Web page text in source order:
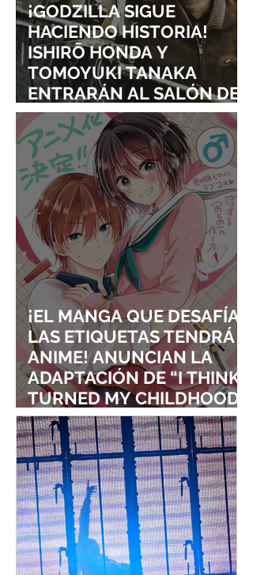
¡GODZILLA SIGUE
HACIENDO HISTORIA!
ISHIRŌ HONDA Y
TOMOYUKI TANAKA
ENTRARÁN AL SALÓN DE
LA FAMA DE LOS EFECTOS
VISUALES
¡EL MANGA QUE DESAFÍA
LAS ETIQUETAS TENDRÁ
ANIME! ANUNCIAN LA
ADAPTACIÓN DE “I THINK I
TURNED MY CHILDHOOD
FRIEND INTO A GIRL”